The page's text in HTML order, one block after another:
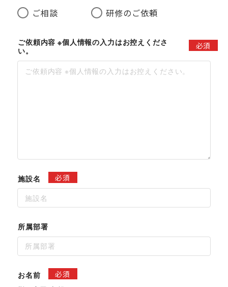
ご相談 研修のご依頼
ご依頼内容 ※個人情報の入力はお控えくださ
い。
必須
施設名 必須
所属部署
お名前
必須